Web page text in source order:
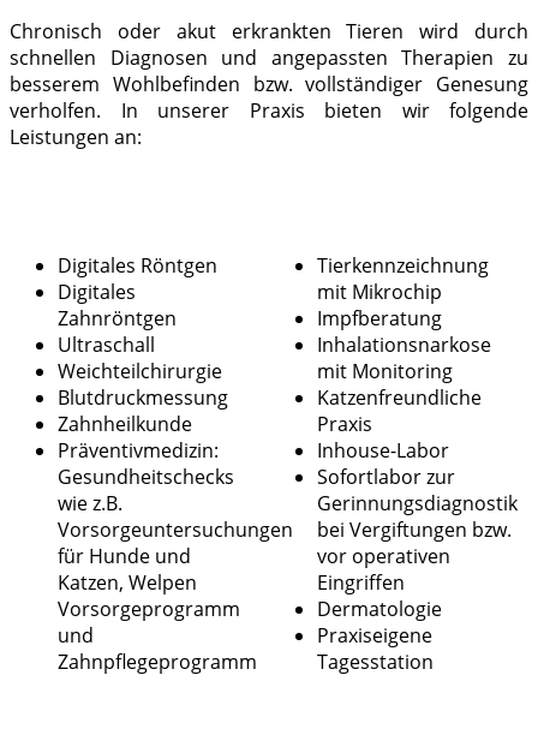
Chronisch oder akut erkrankten Tieren wird durch
schnellen Diagnosen und angepassten Therapien zu
besserem Wohlbefinden bzw. vollständiger Genesung
verholfen. In unserer Praxis bieten wir folgende
Leistungen an:
Digitales Röntgen
Digitales
Zahnröntgen
Ultraschall
Weichteilchirurgie
Blutdruckmessung
Zahnheilkunde
Präventivmedizin:
Gesundheitschecks
wie z.B.
Vorsorgeuntersuchungen
für Hunde und
Katzen, Welpen
Vorsorgeprogramm
und
Zahnpflegeprogramm
Tierkennzeichnung
mit Mikrochip
Impfberatung
Inhalationsnarkose
mit Monitoring
Katzenfreundliche
Praxis
Inhouse-Labor
Sofortlabor zur
Gerinnungsdiagnostik
bei Vergiftungen bzw.
vor operativen
Eingriffen
Dermatologie
Praxiseigene
Tagesstation